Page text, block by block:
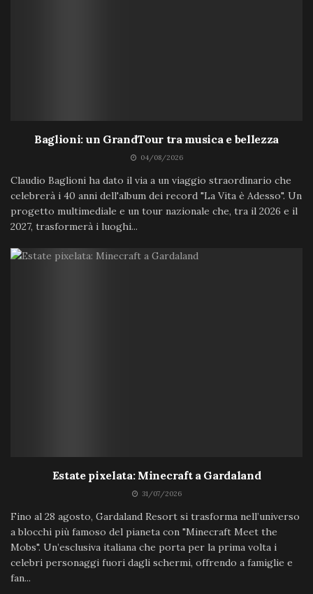
Baglioni: un GrandTour tra musica e bellezza
04/08/2026
Claudio Baglioni ha dato il via a un viaggio straordinario che
celebrerà i 40 anni dell'album dei record "La Vita è Adesso". Un
progetto multimediale e un tour nazionale che, tra il 2026 e il
2027, trasformerà i luoghi...
Estate pixelata: Minecraft a Gardaland
31/07/2026
Fino al 28 agosto, Gardaland Resort si trasforma nell’universo
a blocchi più famoso del pianeta con "Minecraft Meet the
Mobs". Un’esclusiva italiana che porta per la prima volta i
celebri personaggi fuori dagli schermi, offrendo a famiglie e
fan...